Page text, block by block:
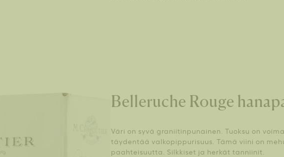
Belleruche Rouge
Väri on syvä graniitinpunainen. Tuoksu on
täydentää valkopippurisuus. Tämä viini on
paahteisuutta. Silkkiset ja herkät tanniinit.